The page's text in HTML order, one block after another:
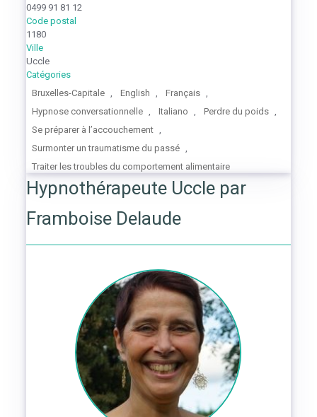
0499 91 81 12
Code postal
1180
Ville
Uccle
Catégories
Bruxelles-Capitale , English , Français ,
Hypnose conversationnelle , Italiano , Perdre du poids ,
Se préparer à l’accouchement ,
Surmonter un traumatisme du passé ,
Traiter les troubles du comportement alimentaire
Hypnothérapeute Uccle par
Framboise Delaude